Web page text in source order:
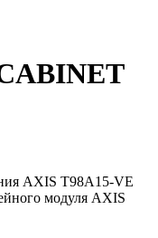
AXIS T98A15-VE
модуля AXIS